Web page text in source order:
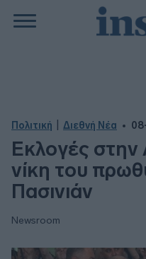
Πολιτική Διεθνή Νέα
Εκλογές στην
νίκη του
Πασινιάν
Newsroom